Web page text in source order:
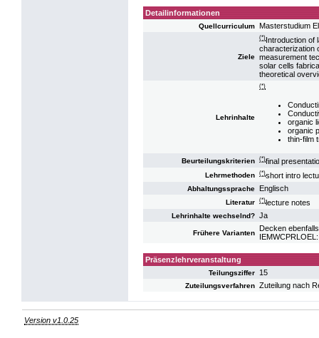
Detailinformationen
Quellcurriculum Masterstudium
Ziele
(*)Introduction of
characterization
measurement
solar cells
theoretical
Lehrinhalte
(*)
organic
organic
thin-film
Beurteilungskriterien (*)final
Lehrmethoden (*)short intro
Abhaltungssprache Englisch
Literatur (*)lecture notes
Lehrinhalte wechselnd? Ja
Frühere Varianten
Decken
Präsenzlehrveranstaltung
Teilungsziffer 15
Zuteilungsverfahren Zuteilung nach
Version v1.0.25